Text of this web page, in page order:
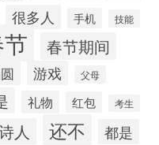
很多人 手机 技能
春节期间
游戏 父母
礼物 红包 考生
人 还不 都是